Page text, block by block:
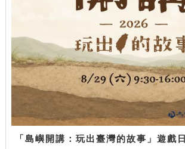
「島嶼開講：玩出臺灣的故事」遊戲日